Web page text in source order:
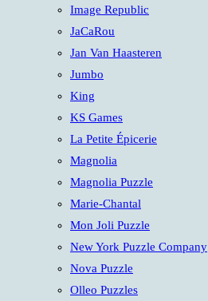
Image Republic
JaCaRou
Jan Van Haasteren
Jumbo
King
KS Games
La Petite Épicerie
Magnolia
Magnolia Puzzle
Marie-Chantal
Mon Joli Puzzle
New York Puzzle Company
Nova Puzzle
Olleo Puzzles